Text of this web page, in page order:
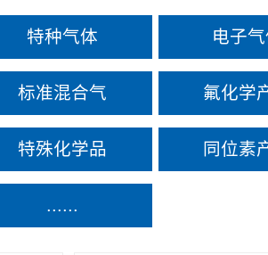
特种气体 电子
标准混合气 氟化学
特殊化学品 同位素
......